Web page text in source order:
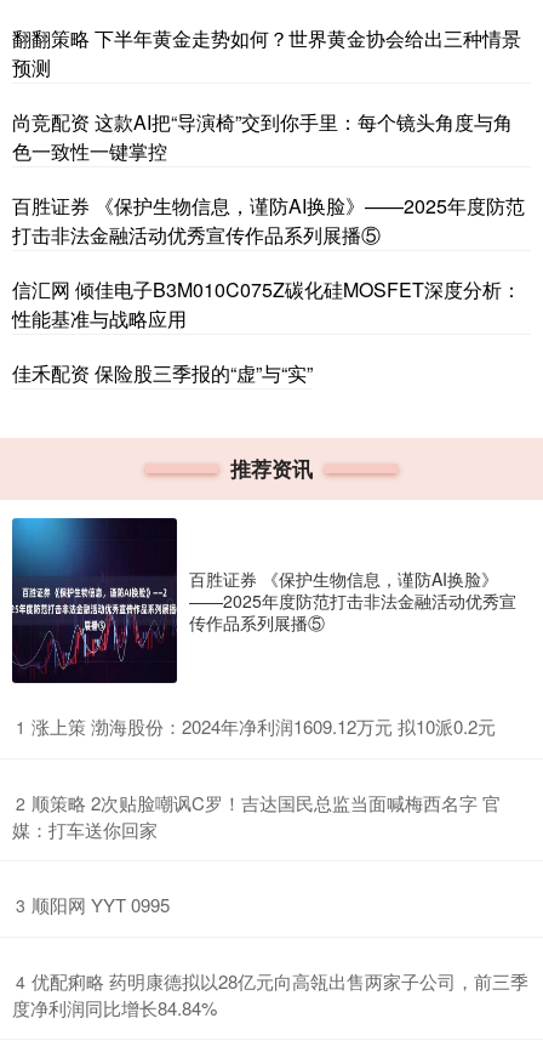
翻翻策略 下半年黄金走势如何？世界黄金协会给出三种情景
预测
尚竞配资 这款AI把“导演椅”交到你手里：每个镜头角度与角
色一致性一键掌控
百胜证券 《保护生物信息，谨防AI换脸》——2025年度防范
打击非法金融活动优秀宣传作品系列展播⑤
信汇网 倾佳电子B3M010C075Z碳化硅MOSFET深度分析：
性能基准与战略应用
佳禾配资 保险股三季报的“虚”与“实”
推荐资讯
百胜证券 《保护生物信息，谨防AI换脸》
——2025年度防范打击非法金融活动优秀宣
传作品系列展播⑤
1 ​涨上策 渤海股份：2024年净利润1609.12万元 拟10派0.2元
2 ​顺策略 2次贴脸嘲讽C罗！吉达国民总监当面喊梅西名字 官
媒：打车送你回家
3 ​顺阳网 YYT 0995
4 ​优配痢略 药明康德拟以28亿元向高瓴出售两家子公司，前三季
度净利润同比增长84.84%